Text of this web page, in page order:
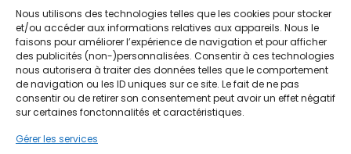
Nous utilisons des technologies telles que les cookies pour stocker
et/ou accéder aux informations relatives aux appareils. Nous le
faisons pour améliorer l’expérience de navigation et pour afficher
des publicités (non-)personnalisées. Consentir à ces technologies
nous autorisera à traiter des données telles que le comportement
de navigation ou les ID uniques sur ce site. Le fait de ne pas
consentir ou de retirer son consentement peut avoir un effet négatif
sur certaines fonctonnalités et caractéristiques.
Gérer les services
projet*
*Selon éligibilité et conditions
en vigueur.
*Selon la nature des
prestations réalisées et les
conditions du contrat.
Contactez-nous